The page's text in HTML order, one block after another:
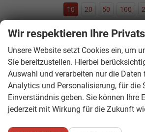
10 20 50 100
Seite:
Seiten:
1 2 3 4 ...
Fahrzeugnr.
Wir respektieren Ihre
Unsere Website setzt Cookies ein, um
Sie bereitzustellen. Hierbei
Auswahl und verarbeiten nur die Daten
Analytics und Personalisierung, für die
Einverständnis geben. Sie können Ihre
jederzeit mit Wirkung für die Zukunft